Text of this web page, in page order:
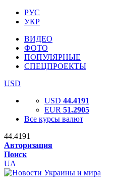
РУС
УКР
ВИДЕО
ФОТО
ПОПУЛЯРНЫЕ
СПЕЦПРОЕКТЫ
USD
USD 44.4191
EUR 51.2905
Все курсы валют
44.4191
Авторизация
Поиск
UA